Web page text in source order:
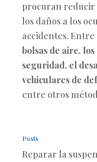
procuran reducir
los daños a los
accidentes.
bolsas de aire,
seguridad, el
vehiculares de
entre otros
Posts
Reparar la